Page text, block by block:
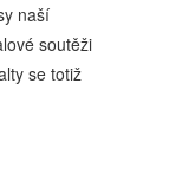
naší
soutěži
se totiž